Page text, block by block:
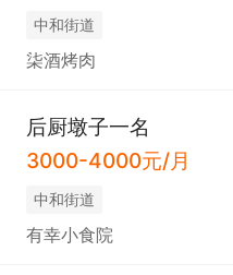
中和街道
柒酒烤肉
后厨墩子一名
3000-4000元/月
中和街道
有幸小食院